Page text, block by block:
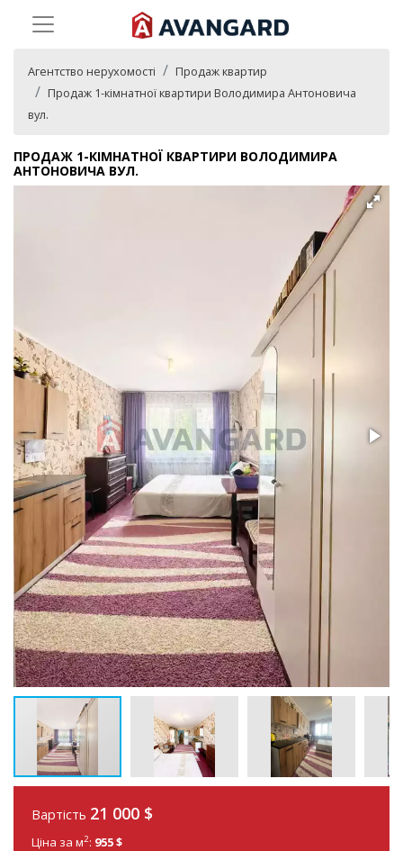
Агентство нерухомості
Продаж квартир
Продаж 1-кімнатної квартири Володимира Антоновича
вул.
ПРОДАЖ 1-КІМНАТНОЇ КВАРТИРИ ВОЛОДИМИРА
АНТОНОВИЧА ВУЛ.
Вартість 21 000 $
Ціна за м2: 955 $